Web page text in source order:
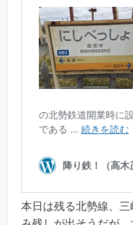
本日は残る北勢線、